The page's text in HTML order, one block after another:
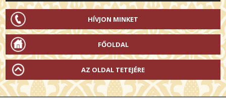
HÍVJON MINKET
FŐOLDAL
AZ OLDAL TETEJÉRE